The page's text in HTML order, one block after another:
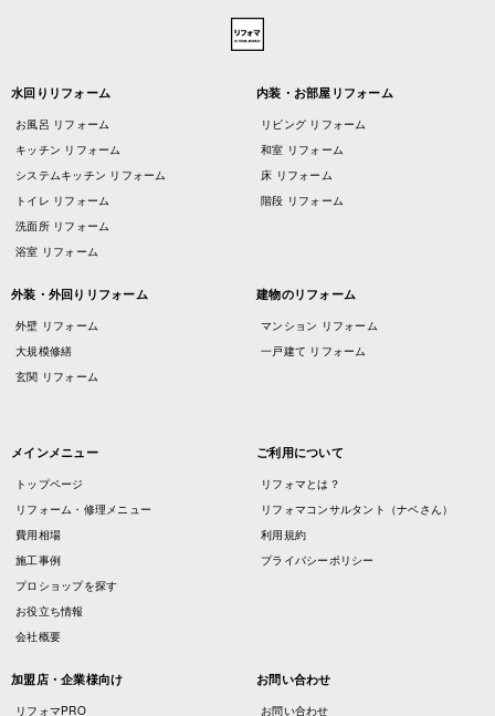
水回りリフォーム
お風呂 リフォーム
キッチン リフォーム
システムキッチン リフォーム
トイレ リフォーム
洗面所 リフォーム
浴室 リフォーム
内装・お部屋リフォーム
リビング リフォーム
和室 リフォーム
床 リフォーム
階段 リフォーム
外装・外回りリフォーム
外壁 リフォーム
大規模修繕
玄関 リフォーム
建物のリフォーム
マンション リフォーム
一戸建て リフォーム
メインメニュー
トップページ
リフォーム・修理メニュー
費用相場
施工事例
プロショップを探す
お役立ち情報
会社概要
ご利用について
リフォマとは？
リフォマコンサルタント（ナベさん）
利用規約
プライバシーポリシー
加盟店・企業様向け
リフォマPRO
お問い合わせ
お問い合わせ